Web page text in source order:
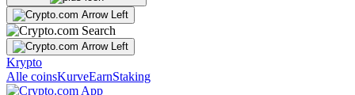
Krypto
Alle coinsKurveEarnStaking